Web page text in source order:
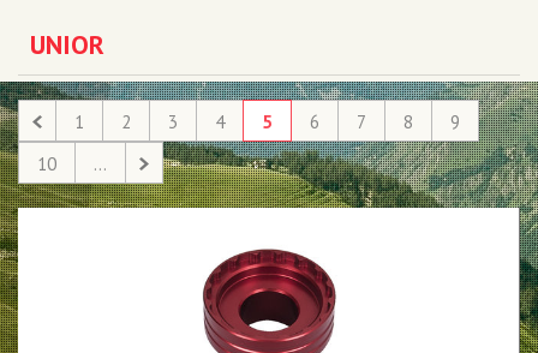
Nářadí na středové osy
Nářadí na kliky
Nářadí na pedály
Nářadí na řetězy
Nářadí na rámy a vidlice
UNIOR
1 2 3 4 5 6 7 8
9
10
...